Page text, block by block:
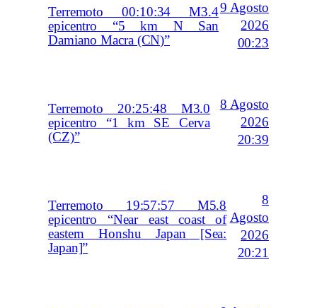
Terremoto 00:10:34 M3.4
epicentro “5 km N San
Damiano Macra (CN)”
9 Agosto
2026
00:23
Terremoto 20:25:48 M3.0
epicentro “1 km SE Cerva
(CZ)”
8 Agosto
2026
20:39
Terremoto 19:57:57 M5.8
epicentro “Near east coast of
eastern Honshu Japan [Sea:
Japan]”
8
Agosto
2026
20:21